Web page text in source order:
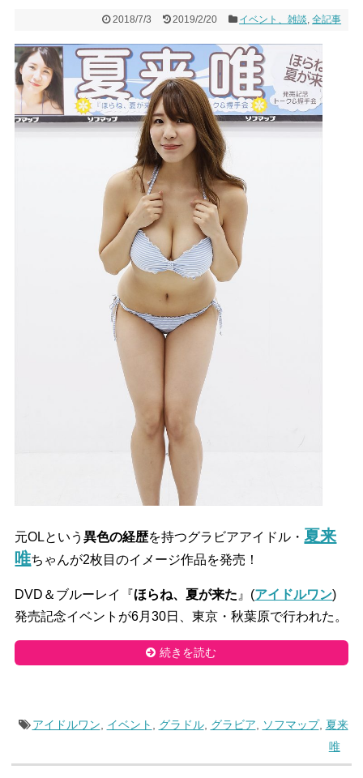
2018/7/3 2019/2/20 イベント、雑談,全記事
元OLという異色の経歴を持つグラビアアイドル・ 夏来
唯ちゃんが2枚目のイメージ作品を発売！
DVD＆ブルーレイ『ほらね、夏が来た 』(アイドルワン)
発売記念イベントが6月30日、東京・秋葉原で行われた。
続きを読む
アイドルワン イベント グラドル, グラビア ソフマップ, 夏来
唯